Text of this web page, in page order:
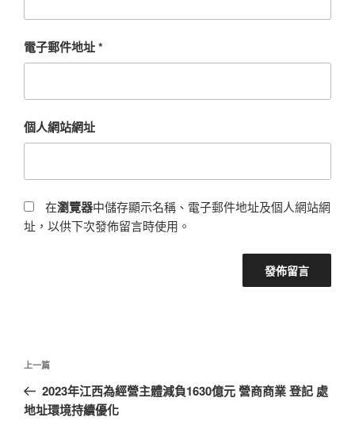
電子郵件地址*
個人網站網址
在瀏覽器中儲存顯示名稱、電子郵件地址及個人網站網
址，以供下次發佈留言時使用。
文
導
覽
上
一
篇
上一篇
2023年江西為經營主體減負1630億元 營商商業 登記 處
地址環境持續優化